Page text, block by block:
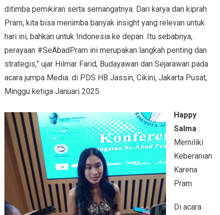
ditimba pemikiran serta semangatnya. Dari karya dan kiprah
Pram, kita bisa menimba banyak insight yang relevan untuk
hari ini, bahkan untuk Indonesia ke depan. Itu sebabnya,
perayaan #SeAbadPram ini merupakan langkah penting dan
strategis,” ujar Hilmar Farid, Budayawan dan Sejarawan pada
acara jumpa Media. di PDS HB Jassin, Cikini, Jakarta Pusat,
Minggu ketiga Januari 2025.
Happy
Salma :
Memiliki
Keberanian
Karena
Pram
Di acara